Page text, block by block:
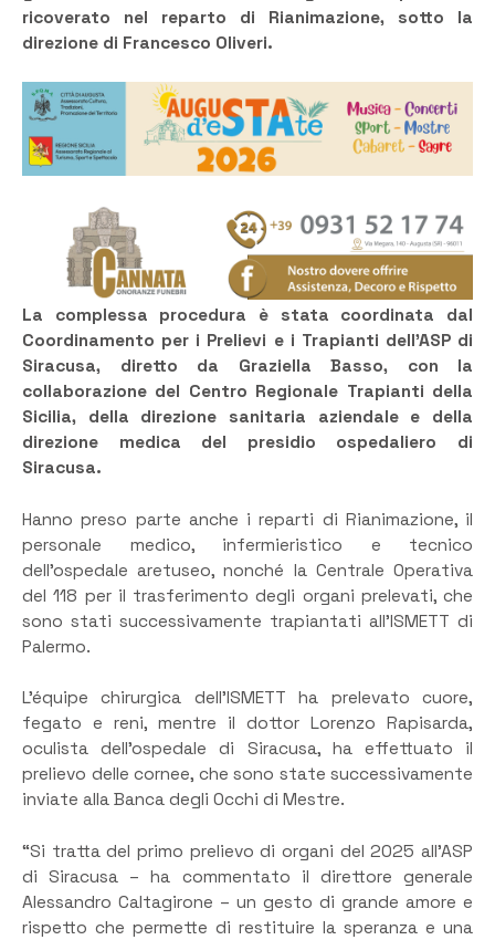
ricoverato nel reparto di Rianimazione, sotto la
direzione di Francesco Oliveri.
La complessa procedura è stata coordinata dal
Coordinamento per i Prelievi e i Trapianti dell’ASP di
Siracusa, diretto da Graziella Basso, con la
collaborazione del Centro Regionale Trapianti della
Sicilia, della direzione sanitaria aziendale e della
direzione medica del presidio ospedaliero di
Siracusa.
Hanno preso parte anche i reparti di Rianimazione, il
personale medico, infermieristico e tecnico
dell’ospedale aretuseo, nonché la Centrale Operativa
del 118 per il trasferimento degli organi prelevati, che
sono stati successivamente trapiantati all’ISMETT di
Palermo.
L’équipe chirurgica dell’ISMETT ha prelevato cuore,
fegato e reni, mentre il dottor Lorenzo Rapisarda,
oculista dell’ospedale di Siracusa, ha effettuato il
prelievo delle cornee, che sono state successivamente
inviate alla Banca degli Occhi di Mestre.
“Si tratta del primo prelievo di organi del 2025 all’ASP
di Siracusa – ha commentato il direttore generale
Alessandro Caltagirone – un gesto di grande amore e
rispetto che permette di restituire la speranza e una